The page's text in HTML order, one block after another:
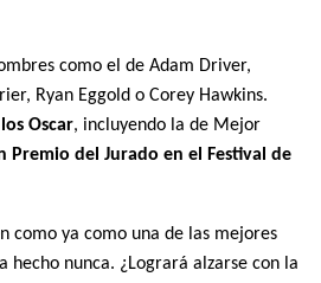
como el de Adam Driver,
Ryan Eggold o Corey Hawkins.
Oscar, incluyendo la de Mejor
Premio del Jurado en el Festival de
como ya como una de las mejores
hecho nunca. ¿Logrará alzarse con la